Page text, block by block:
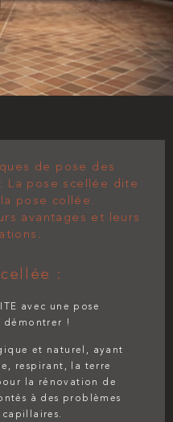
de pose des
La pose scellée dite
pose collée.
avantages et leurs
:
avec une pose
démontrer !
et naturel, ayant
respirant, la terre
la rénovation de
à des problèmes